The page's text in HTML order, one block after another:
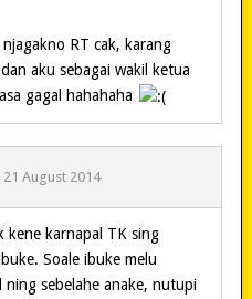
RT cak, karang
aku sebagai wakil ketua
gagal hahahaha
21 August 2014
kene karnapal TK sing
Soale ibuke melu
ning sebelahe anake, nutupi